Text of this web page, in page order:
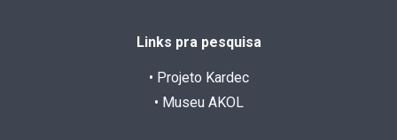
Links pra pesquisa
• Projeto Kardec
• Museu AKOL